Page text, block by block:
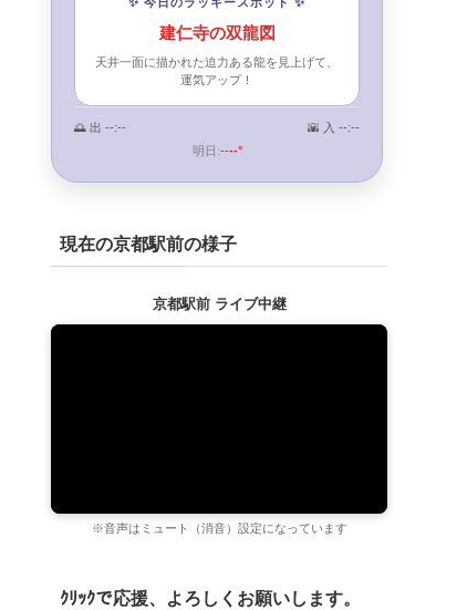
✨ 今日のラッキースポット ✨
建仁寺の双龍図
天井一面に描かれた迫力ある龍を見上げて、
運気アップ！
🌅 出 --:-- 🌇 入 --:--
明日:----°
現在の京都駅前の様子
京都駅前 ライブ中継
※音声はミュート（消音）設定になっています
ｸﾘｯｸで応援、よろしくお願いします。